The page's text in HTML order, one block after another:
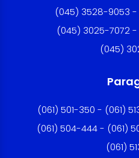
(045) 3528-9053
(045) 3025-7072
(045)
(061) 501-350 - (061)
(061) 504-444 - (061)
(061)